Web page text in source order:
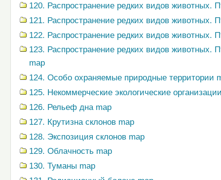
120. Распространение редких видов животных.
121. Распространение редких видов животных.
122. Распространение редких видов животных.
123. Распространение редких видов
map
124. Особо охраняемые природные территории
125. Некоммерческие экологические
126. Рельеф дна map
127. Крутизна склонов map
128. Экспозиция склонов map
129. Облачность map
130. Туманы map